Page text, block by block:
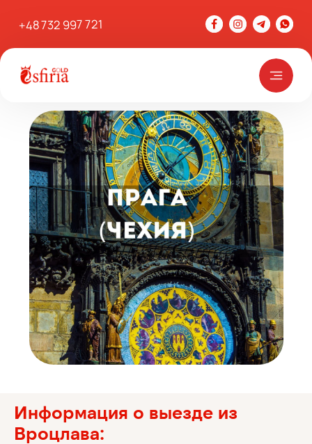
+48 732 997 721
Информация о выезде из
Вроцлава: